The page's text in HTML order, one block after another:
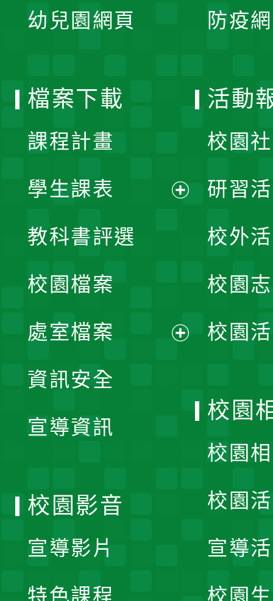
幼兒園網頁 防疫
檔案下載
課程計畫
學生課表
單
教科書評選
校園檔案
處室檔案
資訊安全
宣導資訊
活動
校園
研習
校外
校園
校園
校園
校園
校園
宣導
校園
校園影音
宣導影片
特色課程